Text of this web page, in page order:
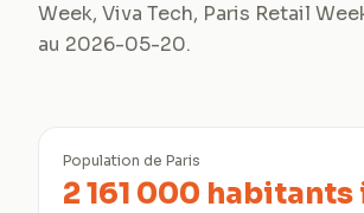
Week, Viva Tech, Paris Retail
au 2026-05-20.
Population de Paris
2 161 000